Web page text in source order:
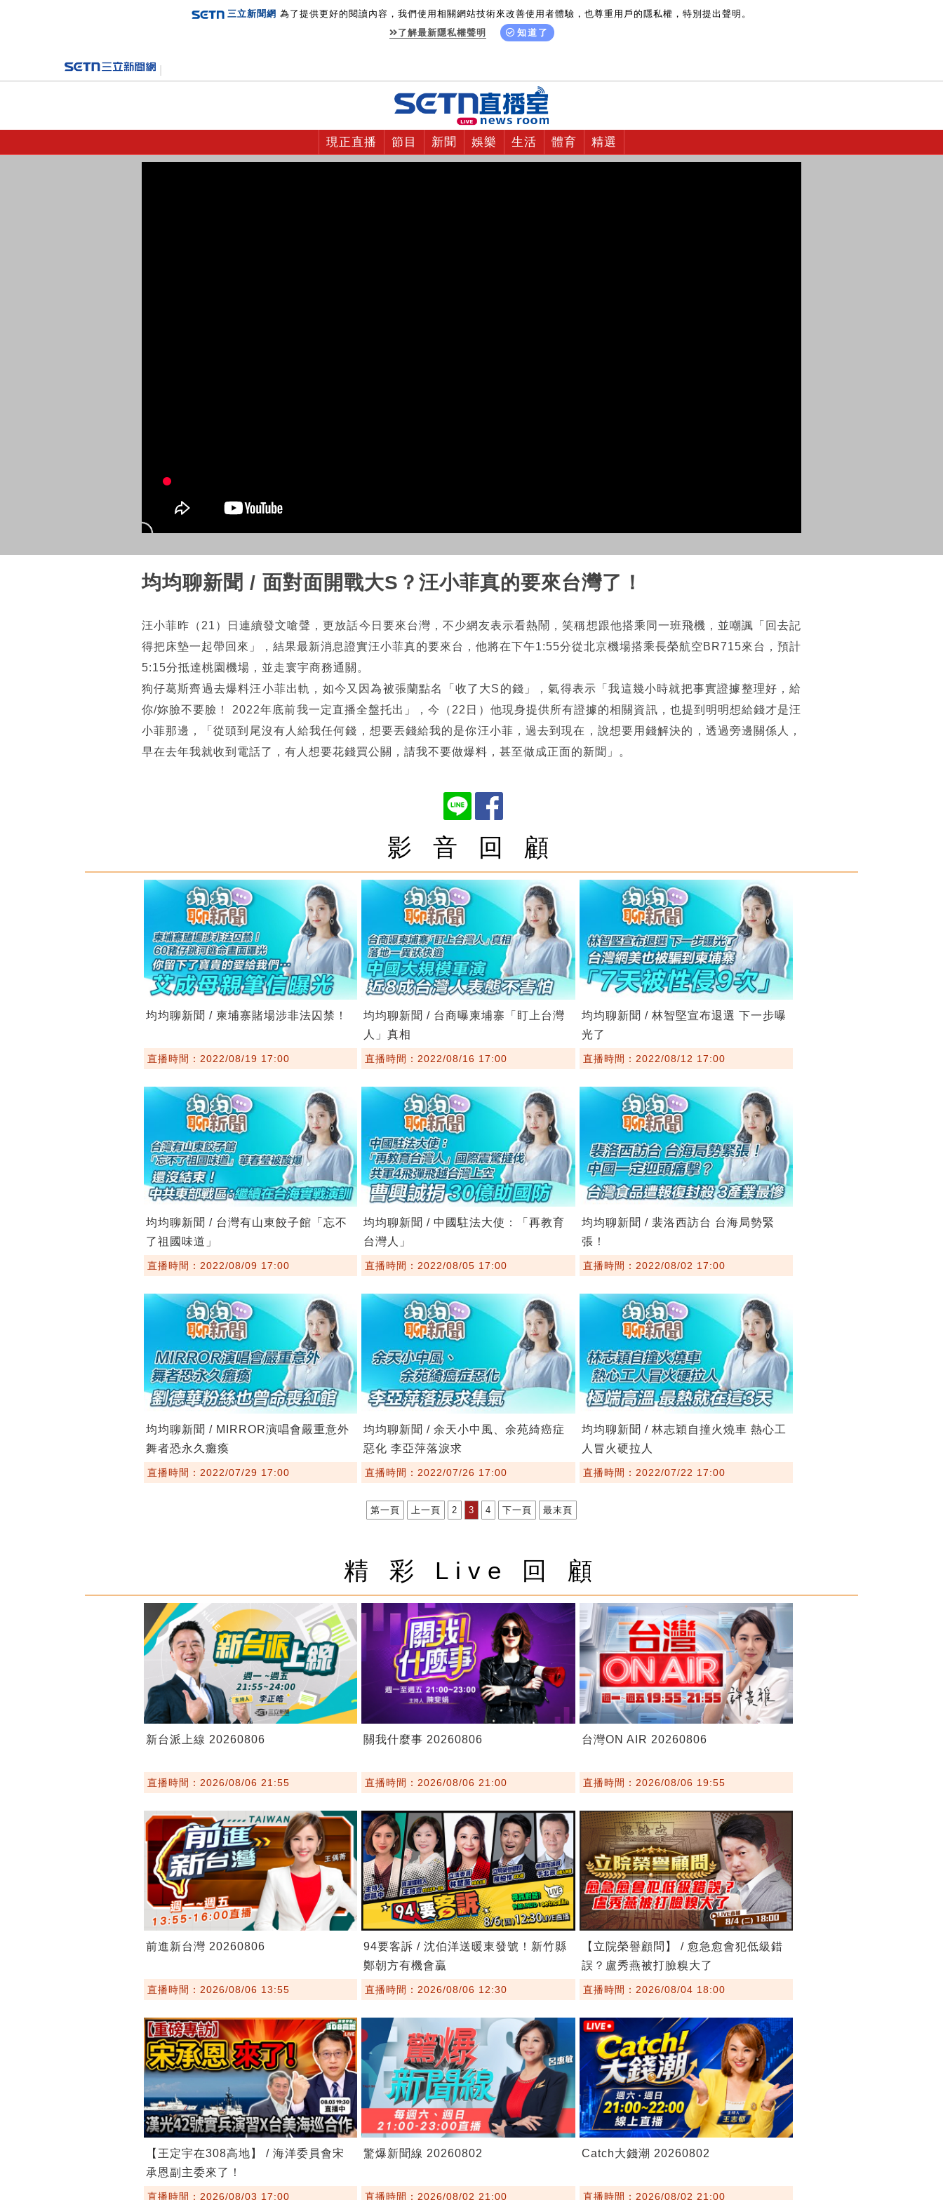
三立新聞網 為了提供更好的閱讀內容，我們使用相關網站技術來改善使用者體驗，也尊重用戶的隱私權，特別提出聲明。
了解最新隱私權聲明
知道了
現正直播 節目 新聞 娛樂 生活 體育 精選
均均聊新聞 / 面對面開戰大S？汪小菲真的要來台灣了！
汪小菲昨（21）日連續發文嗆聲，更放話今日要來台灣，不少網友表示看熱鬧，笑稱想跟他搭乘同一班飛機，並嘲諷「回去記
得把床墊一起帶回來」，結果最新消息證實汪小菲真的要來台，他將在下午1:55分從北京機場搭乘長榮航空BR715來台，預計
5:15分抵達桃園機場，並走寰宇商務通關。
狗仔葛斯齊過去爆料汪小菲出軌，如今又因為被張蘭點名「收了大S的錢」，氣得表示「我這幾小時就把事實證據整理好，給
你/妳臉不要臉！ 2022年底前我一定直播全盤托出」，今（22日）他現身提供所有證據的相關資訊，也提到明明想給錢才是汪
小菲那邊，「從頭到尾沒有人給我任何錢，想要丟錢給我的是你汪小菲，過去到現在，說想要用錢解決的，透過旁邊關係人，
早在去年我就收到電話了，有人想要花錢買公關，請我不要做爆料，甚至做成正面的新聞」。
影 音 回 顧
均均聊新聞 / 柬埔寨賭場涉非法囚禁！
直播時間：2022/08/19 17:00
均均聊新聞 / 台商曝柬埔寨「盯上台灣
人」真相
直播時間：2022/08/16 17:00
均均聊新聞 / 林智堅宣布退選 下一步曝
光了
直播時間：2022/08/12 17:00
均均聊新聞 / 台灣有山東餃子館「忘不
了祖國味道」
直播時間：2022/08/09 17:00
均均聊新聞 / 中國駐法大使：「再教育
台灣人」
直播時間：2022/08/05 17:00
均均聊新聞 / 裴洛西訪台 台海局勢緊
張！
直播時間：2022/08/02 17:00
均均聊新聞 / MIRROR演唱會嚴重意外
舞者恐永久癱瘓
直播時間：2022/07/29 17:00
均均聊新聞 / 余天小中風、余苑綺癌症
惡化 李亞萍落淚求
直播時間：2022/07/26 17:00
均均聊新聞 / 林志穎自撞火燒車 熱心工
人冒火硬拉人
直播時間：2022/07/22 17:00
第一頁 上一頁 2 3 4 下一頁 最末頁
精 彩 Live 回 顧
新台派上線 20260806
直播時間：2026/08/06 21:55
關我什麼事 20260806
直播時間：2026/08/06 21:00
台灣ON AIR 20260806
直播時間：2026/08/06 19:55
前進新台灣 20260806
直播時間：2026/08/06 13:55
94要客訴 / 沈伯洋送暖東發號！新竹縣
鄭朝方有機會贏
直播時間：2026/08/06 12:30
【立院榮譽顧問】 / 愈急愈會犯低級錯
誤？盧秀燕被打臉糗大了
直播時間：2026/08/04 18:00
【王定宇在308高地】 / 海洋委員會宋
承恩副主委來了！
直播時間：2026/08/03 17:00
驚爆新聞線 20260802
直播時間：2026/08/02 21:00
Catch大錢潮 20260802
直播時間：2026/08/02 21:00